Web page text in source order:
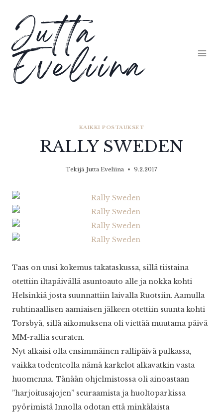
sisältöön
Jutta
Eveliina
KAIKKI POSTAUKSET
RALLY SWEDEN
Tekijä Jutta Eveliina 9.2.2017
Taas on uusi kokemus takataskussa, sillä tiistaina
otettiin iltapäivällä asuntoauto alle ja nokka kohti
Helsinkiä josta suunnattiin laivalla Ruotsiin. Aamulla
ruhtinaallisen aamiaisen jälkeen otettiin suunta kohti
Torsbyä, sillä aikomuksena oli viettää muutama päivä
MM-rallia seuraten.
Nyt alkaisi olla ensimmäinen rallipäivä pulkassa,
vaikka todenteolla nämä karkelot alkavatkin vasta
huomenna. Tänään ohjelmistossa oli ainoastaan
”harjoitusajojen” seuraamista ja huoltoparkissa
pyörimistä Innolla odotan että minkälaista